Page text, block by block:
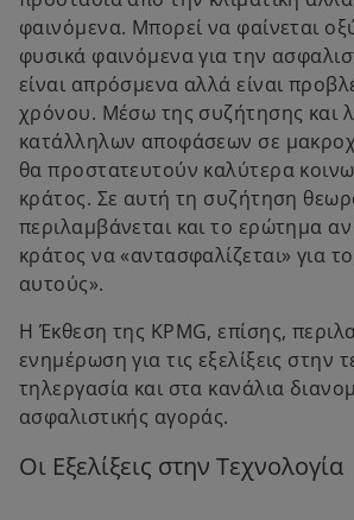
φαινόμενα. Μπορεί να φαίνεται
φυσικά φαινόμενα για την
είναι απρόσμενα αλλά είναι
χρόνου. Μέσω της συζήτησης και
κατάλληλων αποφάσεων σε
θα προστατευτούν καλύτερα
κράτος. Σε αυτή τη συζήτηση
περιλαμβάνεται και το ερώτημα
κράτος να «αντασφαλίζεται» για
αυτούς».
Η Έκθεση της KPMG, επίσης,
ενημέρωση για τις εξελίξεις στην
τηλεργασία και στα κανάλια
ασφαλιστικής αγοράς.
Οι Εξελίξεις στην Τεχνολογία